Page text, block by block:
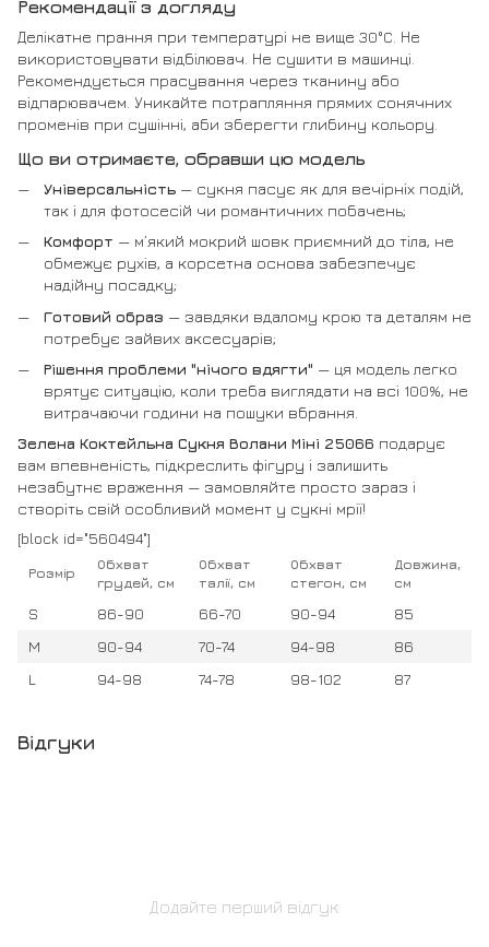
Рекомендації з догляду
Делікатне прання при температурі не вище 30°C. Не
використовувати відбілювач. Не сушити в машинці.
Рекомендується прасування через тканину або
відпарювачем. Уникайте потрапляння прямих сонячних
променів при сушінні, аби зберегти глибину кольору.
Що ви отримаєте, обравши цю модель
Універсальність — сукня пасує як для вечірніх подій,
так і для фотосесій чи романтичних побачень;
Комфорт — м’який мокрий шовк приємний до тіла, не
обмежує рухів, а корсетна основа забезпечує
надійну посадку;
Готовий образ — завдяки вдалому крою та деталям не
потребує зайвих аксесуарів;
Рішення проблеми "нічого вдягти" — ця модель легко
врятує ситуацію, коли треба виглядати на всі 100%, не
витрачаючи години на пошуки вбрання.
Зелена Коктейльна Сукня Волани Міні 25066 подарує
вам впевненість, підкреслить фігуру і залишить
незабутнє враження — замовляйте просто зараз і
створіть свій особливий момент у сукні мрії!
[block id="560494"]
Розмір
Обхват
грудей, см
Обхват
талії, см
Обхват
стегон, см
Довжина,
см
S 86-90 66-70 90-94
85
M
90-94 70-74 94-98
86
L
94-98 74-78 98-102 87
Відгуки
Додайте перший відгук